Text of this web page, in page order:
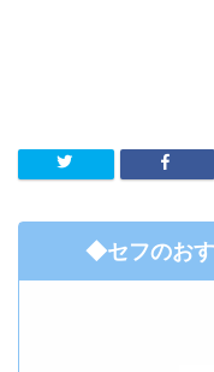
◆セフのお